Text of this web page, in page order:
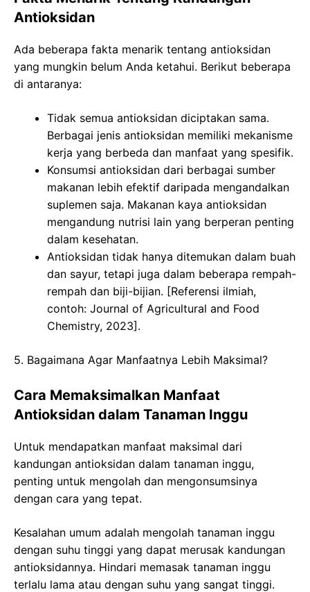
Antioksidan
Ada beberapa fakta menarik tentang antioksidan
yang mungkin belum Anda ketahui. Berikut beberapa
di antaranya:
Tidak semua antioksidan diciptakan sama.
Berbagai jenis antioksidan memiliki mekanisme
kerja yang berbeda dan manfaat yang spesifik.
Konsumsi antioksidan dari berbagai sumber
makanan lebih efektif daripada mengandalkan
suplemen saja. Makanan kaya antioksidan
mengandung nutrisi lain yang berperan penting
dalam kesehatan.
Antioksidan tidak hanya ditemukan dalam buah
dan sayur, tetapi juga dalam beberapa rempah-
rempah dan biji-bijian. [Referensi ilmiah,
contoh: Journal of Agricultural and Food
Chemistry, 2023].
5. Bagaimana Agar Manfaatnya Lebih Maksimal?
Cara Memaksimalkan Manfaat
Antioksidan dalam Tanaman Inggu
Untuk mendapatkan manfaat maksimal dari
kandungan antioksidan dalam tanaman inggu,
penting untuk mengolah dan mengonsumsinya
dengan cara yang tepat.
Kesalahan umum adalah mengolah tanaman inggu
dengan suhu tinggi yang dapat merusak kandungan
antioksidannya. Hindari memasak tanaman inggu
terlalu lama atau dengan suhu yang sangat tinggi.